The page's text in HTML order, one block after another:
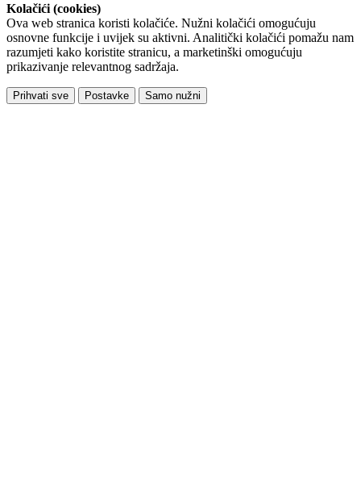
Kolačići (cookies)
Ova web stranica koristi kolačiće. Nužni kolačići omogućuju
osnovne funkcije i uvijek su aktivni. Analitički kolačići pomažu nam
razumjeti kako koristite stranicu, a marketinški omogućuju
prikazivanje relevantnog sadržaja.
Prihvati sve Postavke Samo nužni